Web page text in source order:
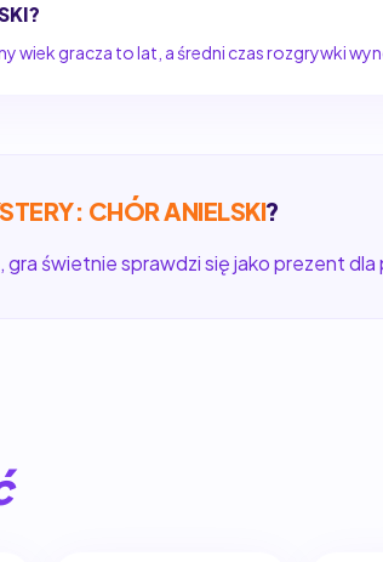
wiek gracza to lat, a średni czas rozgrywki
CHÓR ANIELSKI?
świetnie sprawdzi się jako prezent